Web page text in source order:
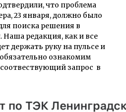
что проблема
23 января, должно было
поиска решения в
редакция, как и все
держать руку на пульсе и
ознакомим
запрос в